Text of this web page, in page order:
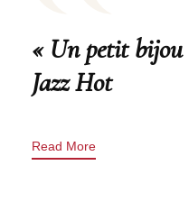
« Un petit bijou
Jazz Hot
Read More